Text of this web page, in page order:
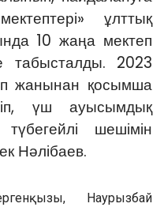
ұлттық
10 жаңа мектеп
табысталды. 2023
жанынан қосымша
үш ауысымдық
шешімін
Нәлібаев.
Наурызбай